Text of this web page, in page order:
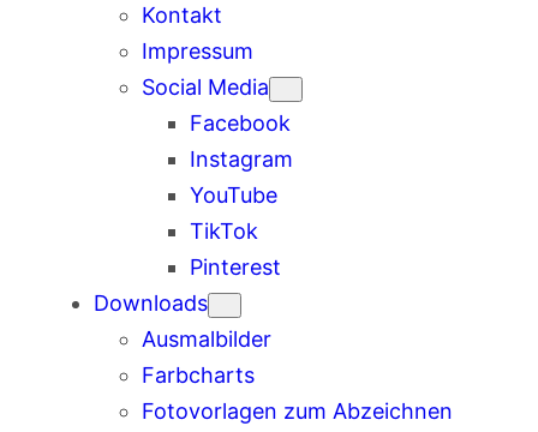
Kontakt
Impressum
Social Media
Facebook
Instagram
YouTube
TikTok
Pinterest
Downloads
Ausmalbilder
Farbcharts
Fotovorlagen zum Abzeichnen